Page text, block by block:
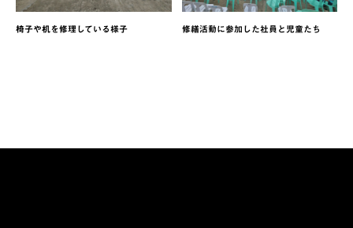
椅子や机を修理している様子 修繕活動に参加した社員と児童たち